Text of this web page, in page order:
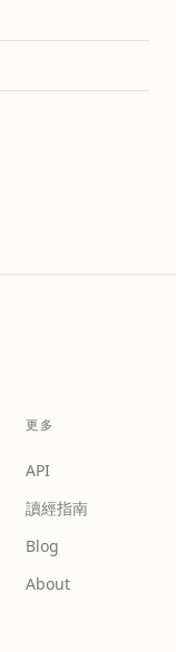
更多
API
讀經指南
Blog
About